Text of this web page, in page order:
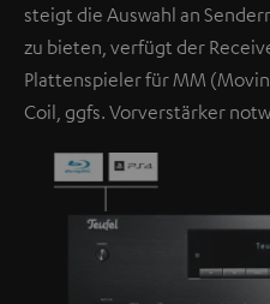
steigt die Auswahl an
zu bieten, verfügt der
Plattenspieler für MM
Coil, ggfs. Vorverstärker